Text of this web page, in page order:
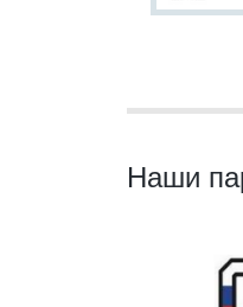
Наши